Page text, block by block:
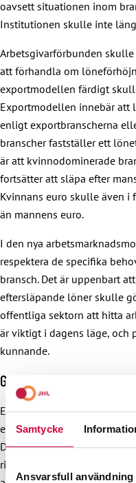
Samtycke
Ansvarsfull
oavsett situationen inom
Institutionen skulle inte
Arbetsgivarförbunden
att förhandla om
exportmodellen färdigt
Exportmodellen innebär att
enligt exportbranscherna
branscher fastställer ett
är att kvinnodominerade
fortsätter att släpa efter
Kvinnans euro skulle även i
än mannens euro.
I den nya
respektera de specifika
bransch. Det är uppenbart
eftersläpande löner skulle
offentliga sektorn att hitta
är viktigt i dagens läge, och
kunnande.
Gemensam reform
En gemensam uppfattning
ekonomin är viktigt för
Därför är det just nu viktigt
riksförlikningsmannens roll i